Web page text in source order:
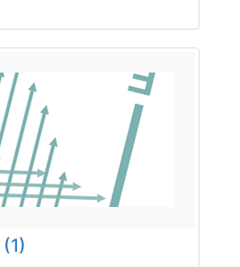
(1)